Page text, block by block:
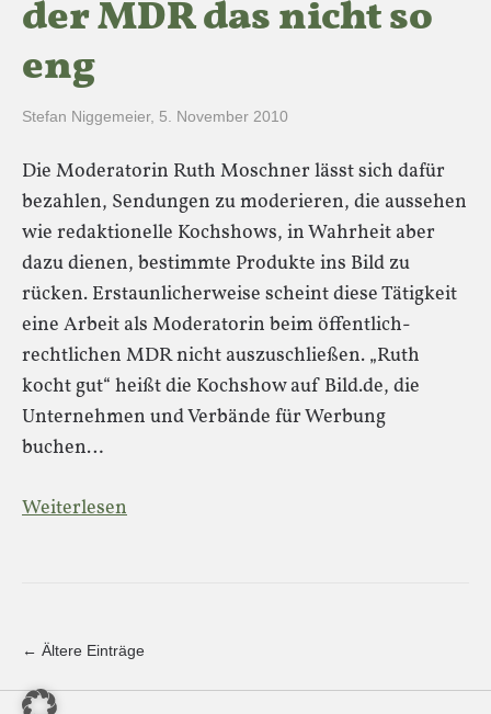
der MDR das nicht so
eng
Stefan Niggemeier, 5. November 2010
Die Moderatorin Ruth Moschner lässt sich dafür
bezahlen, Sendungen zu moderieren, die aussehen
wie redaktionelle Kochshows, in Wahrheit aber
dazu dienen, bestimmte Produkte ins Bild zu
rücken. Erstaunlicherweise scheint diese Tätigkeit
eine Arbeit als Moderatorin beim öffentlich-
rechtlichen MDR nicht auszuschließen. „Ruth
kocht gut“ heißt die Kochshow auf Bild.de, die
Unternehmen und Verbände für Werbung
buchen…
Weiterlesen
← Ältere Einträge